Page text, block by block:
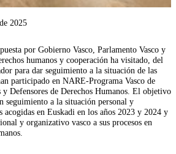
2025
por Gobierno Vasco, Parlamento Vasco y
humanos y cooperación ha visitado, del
para dar seguimiento a la situación de las
participado en NARE-Programa Vasco de
y Defensores de Derechos Humanos. El objetivo
seguimiento a la situación personal y
acogidas en Euskadi en los años 2023 y 2024 y
y organizativo vasco a sus procesos en